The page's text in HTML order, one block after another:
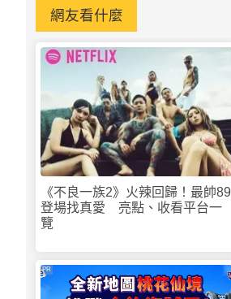
網友看什麼
《不良一族2》火辣回歸！最帥89
登場找真愛 亮點、收看平台一
覽
PR